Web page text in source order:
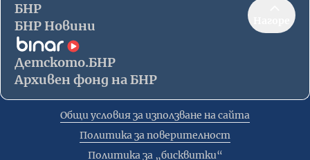
БНР
БНР Новини
Детското.БНР
Архивен фонд на БНР
Общи условия за използване на сайта
Политика за поверителност
Политика за „бисквитки“